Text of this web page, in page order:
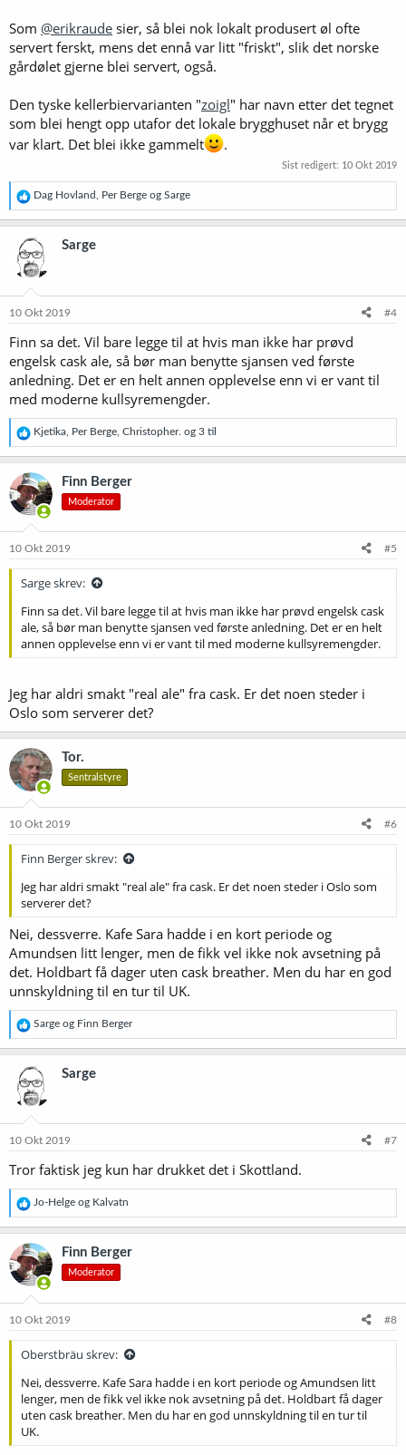
Som @erikraude sier, så blei nok lokalt produsert øl ofte
servert ferskt, mens det ennå var litt "friskt", slik det norske
gårdølet gjerne blei servert, også.
Den tyske kellerbiervarianten "zoigl" har navn etter det tegnet
som blei hengt opp utafor det lokale brygghuset når et brygg
var klart. Det blei ikke gammelt
.
Sist redigert: 10 Okt 2019
R
e
a
k
s
j
o
e
:
Dag Hovland Per Berge og Sarge
Sarge
10 Okt 2019 #4
Finn sa det. Vil bare legge til at hvis man ikke har prøvd
engelsk cask ale, så bør man benytte sjansen ved første
anledning. Det er en helt annen opplevelse enn vi er vant til
med moderne kullsyremengder.
R
e
a
k
s
j
o
e
Kjetika Per Berge Christopher. og 3 til
Finn Berger
Moderator
10 Okt 2019 #5
Sarge skrev:
Finn sa det. Vil bare legge til at hvis man ikke har prøvd engelsk cask
ale, så bør man benytte sjansen ved første anledning. Det er en helt
annen opplevelse enn vi er vant til med moderne kullsyremengder.
Jeg har aldri smakt "real ale" fra cask. Er det noen steder i
Oslo som serverer det?
Tor.
Sentralstyre
10 Okt 2019 #6
Finn Berger skrev:
Jeg har aldri smakt "real ale" fra cask. Er det noen steder i Oslo som
serverer det?
Nei, dessverre. Kafe Sara hadde i en kort periode og
Amundsen litt lenger, men de fikk vel ikke nok avsetning på
det. Holdbart få dager uten cask breather. Men du har en god
unnskyldning til en tur til UK.
R
e
a
k
s
j
o
e
:
Sarge og Finn Berger
Sarge
10 Okt 2019 #7
Tror faktisk jeg kun har drukket det i Skottland.
R
e
a
k
s
j
o
e
Jo-Helge og Kalvatn
Finn Berger
Moderator
10 Okt 2019 #8
Oberstbräu skrev:
Nei, dessverre. Kafe Sara hadde i en kort periode og Amundsen litt
lenger, men de fikk vel ikke nok avsetning på det. Holdbart få dager
uten cask breather. Men du har en god unnskyldning til en tur til
UK.